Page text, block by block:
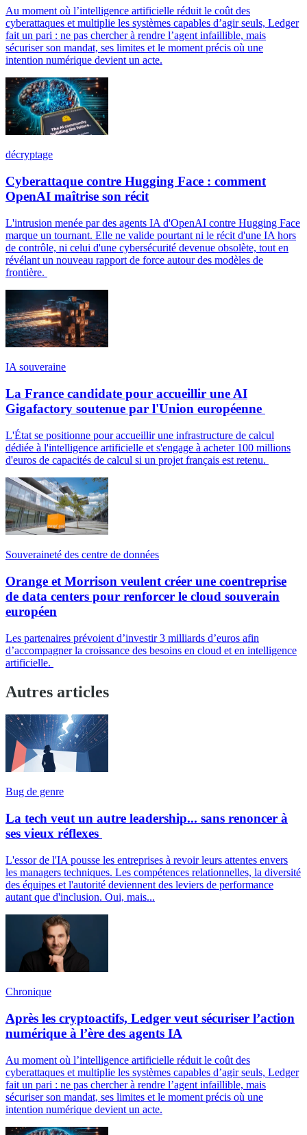
Au moment où l’intelligence artificielle réduit le coût des
cyberattaques et multiplie les systèmes capables d’agir seuls, Ledger
fait un pari : ne pas chercher à rendre l’agent infaillible, mais
sécuriser son mandat, ses limites et le moment précis où une
intention numérique devient un acte.
décryptage
Cyberattaque contre Hugging Face : comment
OpenAI maîtrise son récit
L'intrusion menée par des agents IA d'OpenAI contre Hugging Face
marque un tournant. Elle ne valide pourtant ni le récit d'une IA hors
de contrôle, ni celui d'une cybersécurité devenue obsolète, tout en
révélant un nouveau rapport de force autour des modèles de
frontière.
IA souveraine
La France candidate pour accueillir une AI
Gigafactory soutenue par l'Union européenne
L'État se positionne pour accueillir une infrastructure de calcul
dédiée à l'intelligence artificielle et s'engage à acheter 100 millions
d'euros de capacités de calcul si un projet français est retenu.
Souveraineté des centre de données
Orange et Morrison veulent créer une coentreprise
de data centers pour renforcer le cloud souverain
européen
Les partenaires prévoient d’investir 3 milliards d’euros afin
d’accompagner la croissance des besoins en cloud et en intelligence
artificielle.
Autres articles
Bug de genre
La tech veut un autre leadership... sans renoncer à
ses vieux réflexes
L'essor de l'IA pousse les entreprises à revoir leurs attentes envers
les managers techniques. Les compétences relationnelles, la diversité
des équipes et l'autorité deviennent des leviers de performance
autant que d'inclusion. Oui, mais...
Chronique
Après les cryptoactifs, Ledger veut sécuriser l’action
numérique à l’ère des agents IA
Au moment où l’intelligence artificielle réduit le coût des
cyberattaques et multiplie les systèmes capables d’agir seuls, Ledger
fait un pari : ne pas chercher à rendre l’agent infaillible, mais
sécuriser son mandat, ses limites et le moment précis où une
intention numérique devient un acte.